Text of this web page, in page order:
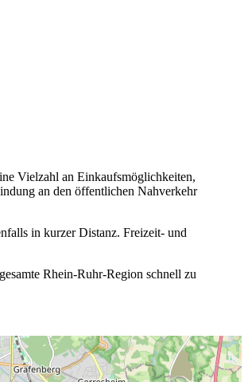
Vielzahl an Einkaufsmöglichkeiten,
an den öffentlichen Nahverkehr
in kurzer Distanz. Freizeit- und
Rhein-Ruhr-Region schnell zu